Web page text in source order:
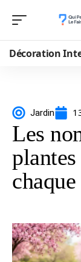
Décoration
Jardin
Les